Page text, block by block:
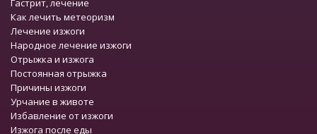
Как лечить метеоризм
Лечение изжоги
Народное лечение изжоги
Отрыжка и изжога
Постоянная отрыжка
Причины изжоги
Урчание в животе
Избавление от изжоги
Изжога после еды